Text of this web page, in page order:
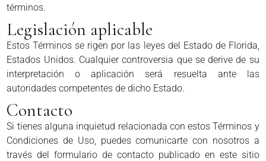
términos.
Legislación aplicable
Estos Términos se rigen por las leyes del Estado de Florida,
Estados Unidos. Cualquier controversia que se derive de su
interpretación o aplicación será resuelta ante las
autoridades competentes de dicho Estado.
Contacto
Si tienes alguna inquietud relacionada con estos Términos y
Condiciones de Uso, puedes comunicarte con nosotros a
través del formulario de contacto publicado en este sitio